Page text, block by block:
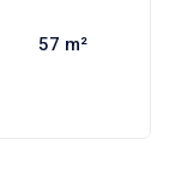
57 m²